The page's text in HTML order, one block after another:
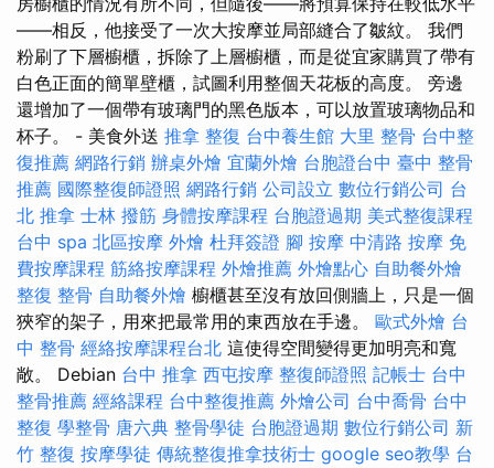
——相反，他接受了一次大按摩並局部縫合了皺紋。 我們
粉刷了下層櫥櫃，拆除了上層櫥櫃，而是從宜家購買了帶有
白色正面的簡單壁櫃，試圖利用整個天花板的高度。 旁邊
還增加了一個帶有玻璃門的黑色版本，可以放置玻璃物品和
杯子。 - 美食外送 推拿 整復 台中養生館 大里 整骨 台中整
復推薦 網路行銷 辦桌外燴 宜蘭外燴 台胞證台中 臺中 整骨
推薦 國際整復師證照 網路行銷 公司設立 數位行銷公司 台
北 推拿 士林 撥筋 身體按摩課程 台胞證過期 美式整復課程
台中 spa 北區按摩 外燴 杜拜簽證 腳 按摩 中清路 按摩 免
費按摩課程 筋絡按摩課程 外燴推薦 外燴點心 自助餐外燴
整復 整骨 自助餐外燴 櫥櫃甚至沒有放回側牆上，只是一個
狹窄的架子，用來把最常用的東西放在手邊。 歐式外燴 台
中 整骨 經絡按摩課程台北 這使得空間變得更加明亮和寬
敞。 Debian 台中 推拿 西屯按摩 整復師證照 記帳士 台中
整骨推薦 經絡課程 台中整復推薦 外燴公司 台中喬骨 台中
整復 學整骨 唐六典 整骨學徒 台胞證過期 數位行銷公司 新
竹 整復 按摩學徒 傳統整復推拿技術士 google seo教學 台